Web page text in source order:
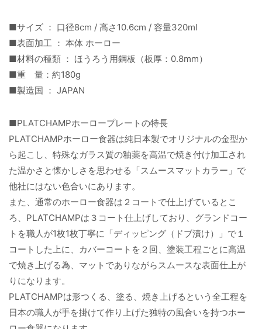
■サイズ ： 口径8cm / 高さ10.6cm / 容量320ml
■表面加工 ： 本体 ホーロー
■材料の種類 ： ほうろう用鋼板（板厚：0.8mm）
■重 量：約180g
■製造国 ： JAPAN
■PLATCHAMPホーロープレートの特長
PLATCHAMPホーロー食器は純日本製でオリジナルの金型か
ら起こし、特殊なガラス質の釉薬を高温で焼き付け加工され
た温かさと懐かしさを思わせる「スムースマットカラー」で
他社にはない色合いにあります。
また、通常のホーロー食器は２コートで仕上げているとこ
ろ、PLATCHAMPは３コート仕上げしており、グランドコー
トを職人が1枚1枚丁寧に「ディッピング（ドブ漬け）」で１
コートした上に、カバーコートを２回、塗装工程ごとに高温
で焼き上げる為、マットでありながらスムースな表面仕上が
りになります。
PLATCHAMPは形つくる、塗る、焼き上げるという全工程を
日本の職人が手を掛けて作り上げた独特の風合いを持つホー